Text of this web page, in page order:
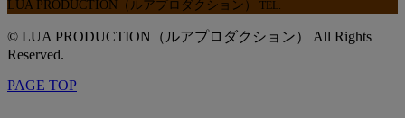
LUA PRODUCTION（ルアプロダクション） TEL.
© LUA PRODUCTION（ルアプロダクション） All Rights
Reserved.
PAGE TOP